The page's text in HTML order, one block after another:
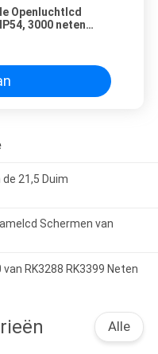
Openluchtlcd
3000 neten
21,5 Duim
Schermen van
RK3288 RK3399 Neten
Alle